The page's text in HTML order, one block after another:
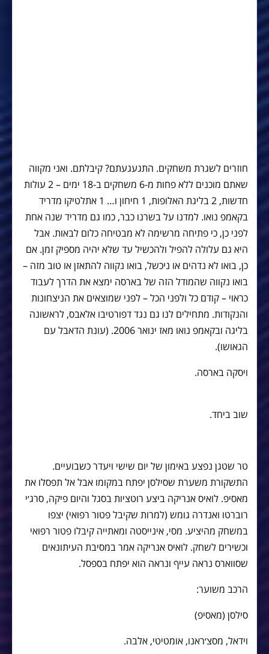
חוזרים לשגרת משחקים. התגעגעתם? קיבלתם. ואני מקווה
שאתם מוכנים ללא פחות מ-6 משחקים ב-18 ימים – 2 עולות
חדשות, 2 בליגת האלופות, 1 חיחון ו… 1 אתלטיקו מדריד
בקאמפ נואו. למדנו על בשרנו כבר, כמו גם מדריד שנה אחת
לפני כן, כי פתיחה מרשימה לא מבטיחה כלום לבאות. אבל
היא גם עלולה להפיל ולהכשיל עד שלא יהיה מספיק זמן. אם
כן, בואו לא נדהים או ניכשל, בואו נקווה להתאזן או טוב מזה –
בואו נקווה שהמודל הזה של בארסה ימצא את הדרך לעבוד
כראוי – קודם כל ולפני הכל – לפני שמוצאים את הניצחונות
והנקודות. מתחילים לנו גם נגד דפורטיבו אלאבס, לראשונה
בליגה ובקאמפ נואו מאז ינואר 2006. (עונת הדאבל עם
הגאושו).
ויסקה בארסה.
שוב ביחד.
טר שטגן נפצע באימון של יום שישי ויעדר כשבועיים.
התשקורת משערת שסילסן יפתח במקומו אבל אל תפסלו את
מאסיפ. לואיס אנריקה ביצע רוטציות בסגל והיום פיקה, סרג׳י
רוברטו ואנדרה גומש (למרות שקיבל פטור רפואי) יצפו
במשחק מהיציע. מסי, אינייסטה ומאתייה קיבלו פטור רפואי
וכשירים לשחק. לואיס אנריקה אמר במסיבת העיתונאים
שסווארס נראה עייף ונראה הוא יפתח בספסל.
הרכב משוער:
סילסן (מאסיפ)
וידאל, מסצ׳ראנו, אומטיטי, אלבה.